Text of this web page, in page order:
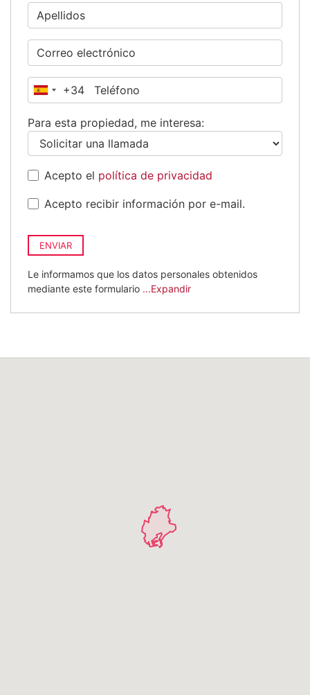
España
+34
Para esta propiedad, me interesa:
Acepto el política de privacidad
Acepto recibir información por e-mail.
ENVIAR
Le informamos que los datos personales obtenidos
mediante este formulario ...Expandir